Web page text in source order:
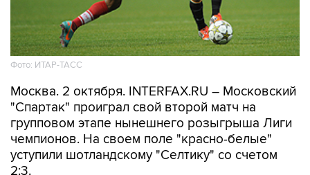
Фото: ИТАР-ТАСС
Москва. 2 октября. INTERFAX.RU – Московский
"Спартак" проиграл свой второй матч на
групповом этапе нынешнего розыгрыша Лиги
чемпионов. На своем поле "красно-белые"
уступили шотландскому "Селтику" со счетом
2:3.